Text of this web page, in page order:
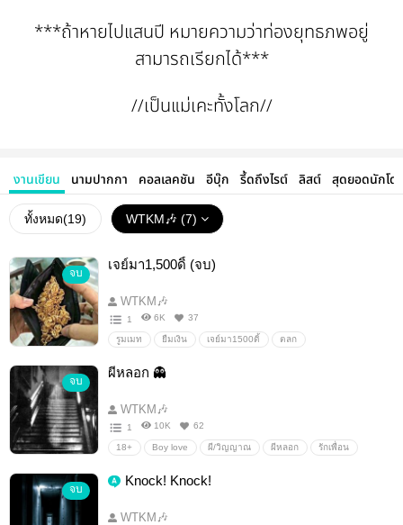
***ถ้าหายไปแสนปี หมายความว่าท่องยุทธภพอยู่
สามารถเรียกได้***
//เป็นแม่เคะทั้งโลก//
งานเขียน นามปากกา คอลเลคชัน อีบุ๊ก รี้ดถึงไรต์ ลิสต์ สุดยอดนักโด
ทั้งหมด(19) WTKM🎶 (7)
จบ
เจย์มา1,500ดิ้ (จบ)
WTKM🎶
1 6K 37
รูมเมท ยืมเงิน เจย์มา1500ดิ้ ตลก
จบ
ผีหลอก 👻
WTKM🎶
1 10K 62
18+ Boy love ผี/วิญญาณ ผีหลอก รักเพื่อน
จบ
Knock! Knock!
WTKM🎶